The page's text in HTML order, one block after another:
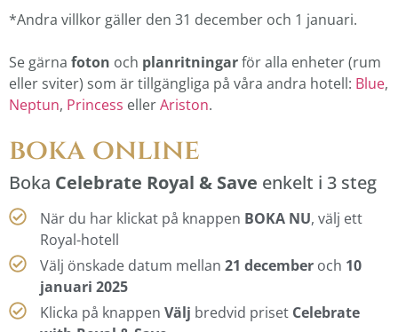
*Andra villkor gäller den 31 december och 1 januari.
Se gärna foton och planritningarför alla enheter (rum
eller sviter) som är tillgängliga på våra andra hotell: Blue,
Neptun, Princess ellerAriston.
boka online
Boka Celebrate Royal & Save enkelt i 3 steg
När du har klickat på knappen BOKA NU, välj ett
Royal-hotell
Välj önskade datum mellan 21 december och 10
januari 2025
Klicka på knappen Välj bredvid priset Celebrate